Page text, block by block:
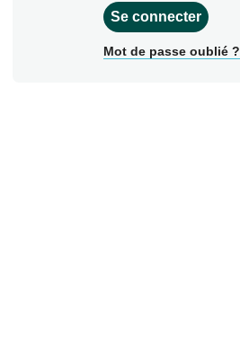
Mot de passe oublié ?